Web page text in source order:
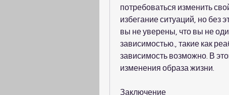
потребоваться изменить
избегание ситуаций, но без
вы не уверены, что вы не
зависимостью., такие как
зависимость возможно. В
изменения образа жизни.
Заключение